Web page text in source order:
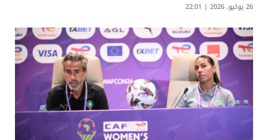
26 يوليو، 2026 | 22:01